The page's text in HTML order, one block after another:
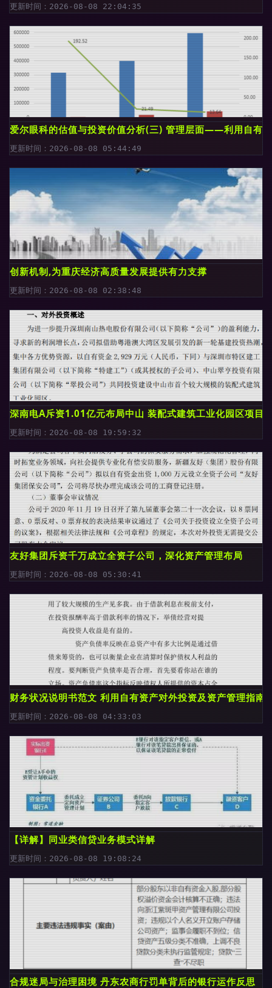
更新时间：2026-08-08 22:04:35
爱尔眼科的估值与投资价值分析(三) 管理层面——利用自有
更新时间：2026-08-08 05:44:49
创新机制,为重庆经济高质量发展提供有力支撑
更新时间：2026-08-08 02:38:48
深南电A斥资1.01亿元布局中山 装配式建筑工业化园区项目
更新时间：2026-08-08 19:59:32
友好集团斥资千万成立全资子公司，深化资产管理布局
更新时间：2026-08-08 05:30:41
财务状况说明书范文 利用自有资产对外投资及资产管理指南
更新时间：2026-08-08 04:33:03
【详解】同业类信贷业务模式详解
更新时间：2026-08-08 19:08:24
合规迷局与治理困境 丹东农商行罚单背后的银行运作反思